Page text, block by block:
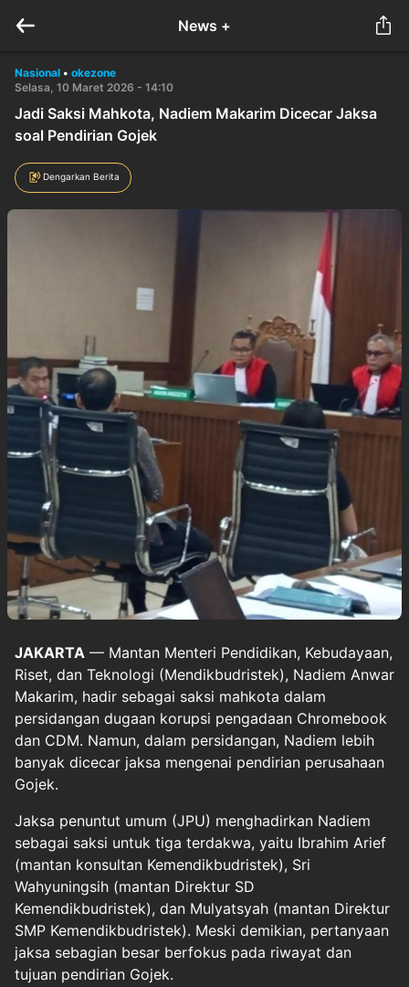
News +
Nasional • okezone
Selasa, 10 Maret 2026 - 14:10
Jadi Saksi Mahkota, Nadiem Makarim Dicecar Jaksa
soal Pendirian Gojek
Dengarkan Berita
JAKARTA — Mantan Menteri Pendidikan, Kebudayaan,
Riset, dan Teknologi (Mendikbudristek), Nadiem Anwar
Makarim, hadir sebagai saksi mahkota dalam
persidangan dugaan korupsi pengadaan Chromebook
dan CDM. Namun, dalam persidangan, Nadiem lebih
banyak dicecar jaksa mengenai pendirian perusahaan
Gojek.
Jaksa penuntut umum (JPU) menghadirkan Nadiem
sebagai saksi untuk tiga terdakwa, yaitu Ibrahim Arief
(mantan konsultan Kemendikbudristek), Sri
Wahyuningsih (mantan Direktur SD
Kemendikbudristek), dan Mulyatsyah (mantan Direktur
SMP Kemendikbudristek). Meski demikian, pertanyaan
jaksa sebagian besar berfokus pada riwayat dan
tujuan pendirian Gojek.